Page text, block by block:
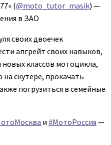
(@moto_tutor_masik) —
в ЗАО
своих двоечек
апгрейт своих навыков,
классов мотоцикла,
скутере, прокачать
погрузиться в семейные
и #МотоРоссия —